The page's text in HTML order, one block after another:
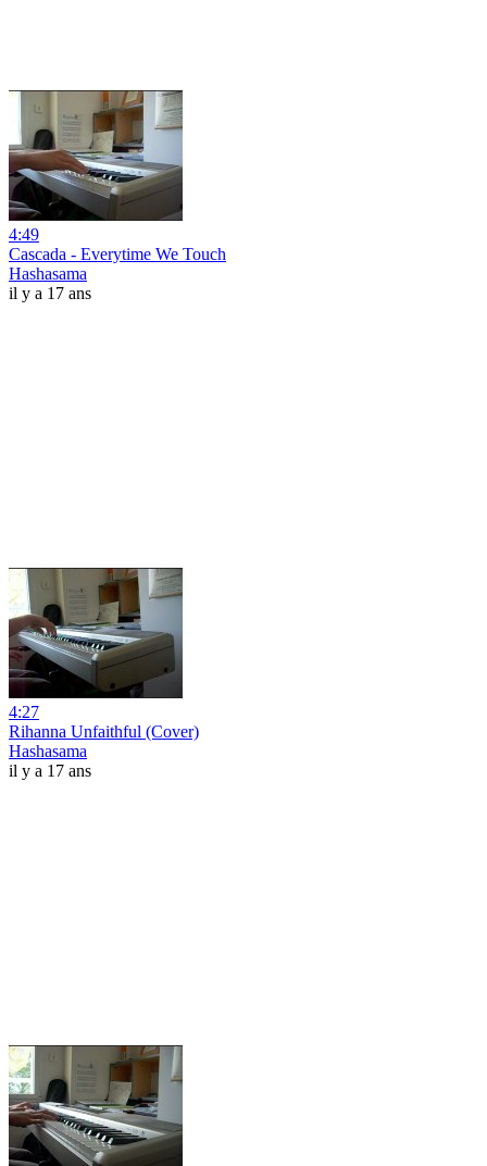
4:49
Cascada - Everytime We Touch
Hashasama
il y a 17 ans
4:27
Rihanna Unfaithful (Cover)
Hashasama
il y a 17 ans